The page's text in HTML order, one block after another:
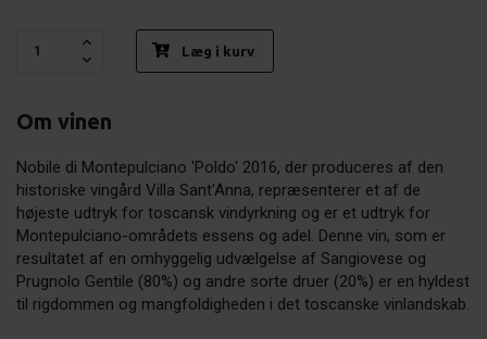
Læg i kurv
Om vinen
Nobile di Montepulciano 'Poldo' 2016, der produceres af den
historiske vingård Villa Sant'Anna, repræsenterer et af de
højeste udtryk for toscansk vindyrkning og er et udtryk for
Montepulciano-områdets essens og adel. Denne vin, som er
resultatet af en omhyggelig udvælgelse af Sangiovese og
Prugnolo Gentile (80%) og andre sorte druer (20%) er en hyldest
til rigdommen og mangfoldigheden i det toscanske vinlandskab.
Sydtyrol
Toscana
Umbrien
Veneto